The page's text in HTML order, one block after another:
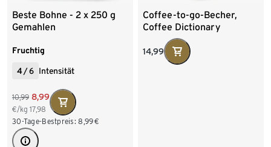
Beste Bohne - 2 x 250 g
Gemahlen
Fruchtig
4/6 Intensität
10,99 8,99
€/kg 17,98
30-Tage-Bestpreis: 8,99€
Coffee-to-go-Becher,
Coffee Dictionary
14,99